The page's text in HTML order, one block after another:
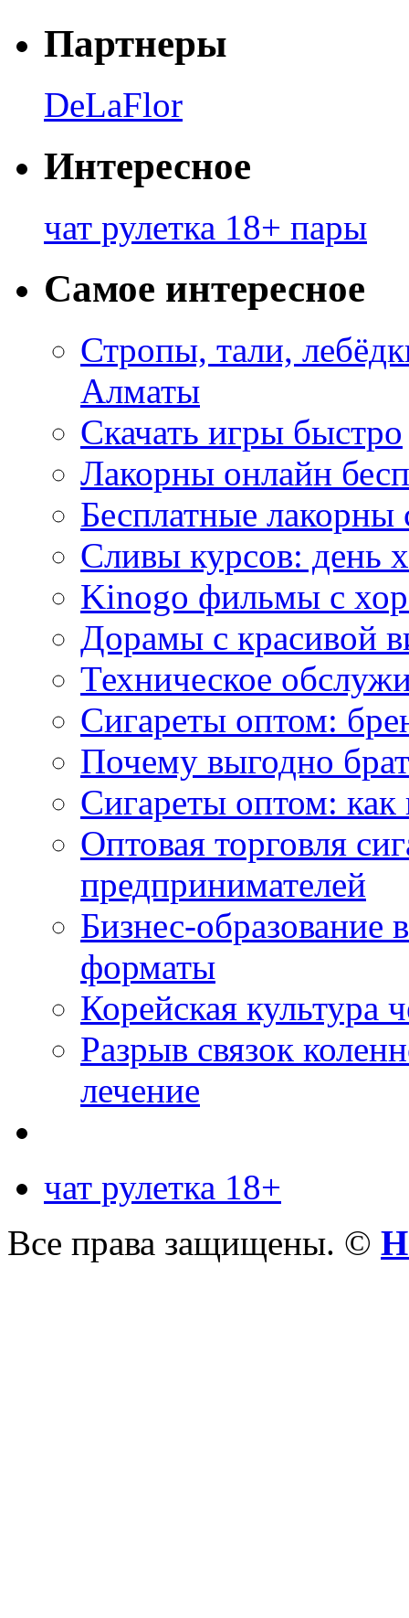
Партнеры
DeLaFlor
Интересное
чат рулетка 18+ пары
Самое интересное
Стропы, тали,
Алматы
Скачать игры быстро
Лакорны онлайн
Бесплатные лакорны
Сливы курсов: день
Kinogo фильмы с
Дорамы с красивой
Техническое
Сигареты оптом:
Почему выгодно
Сигареты оптом: как
Оптовая торговля
предпринимателей
Бизнес-образование
форматы
Корейская культура
Разрыв связок
лечение
чат рулетка 18+
Все права защищены. ©